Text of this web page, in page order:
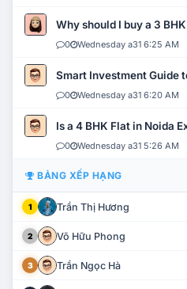
Why should I buy a 3
0 Wednesday a31 6:25 AM
Smart Investment Guide
0 Wednesday a31 6:20 AM
Is a 4 BHK Flat in Noida
0 Wednesday a31 5:26 AM
BẢNG XẾP HẠNG
1 Trần Thị Hương
2 Võ Hữu Phong
3 Trần Ngọc Hà